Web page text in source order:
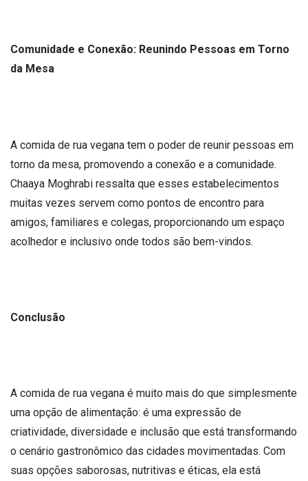
Comunidade e Conexão: Reunindo Pessoas em Torno
da Mesa
A comida de rua vegana tem o poder de reunir pessoas em
torno da mesa, promovendo a conexão e a comunidade.
Chaaya Moghrabi ressalta que esses estabelecimentos
muitas vezes servem como pontos de encontro para
amigos, familiares e colegas, proporcionando um espaço
acolhedor e inclusivo onde todos são bem-vindos.
Conclusão
A comida de rua vegana é muito mais do que simplesmente
uma opção de alimentação: é uma expressão de
criatividade, diversidade e inclusão que está transformando
o cenário gastronômico das cidades movimentadas. Com
suas opções saborosas, nutritivas e éticas, ela está